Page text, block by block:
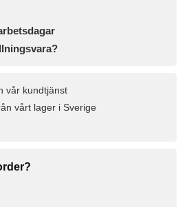
vår kundtjänst
vårt lager i Sverige